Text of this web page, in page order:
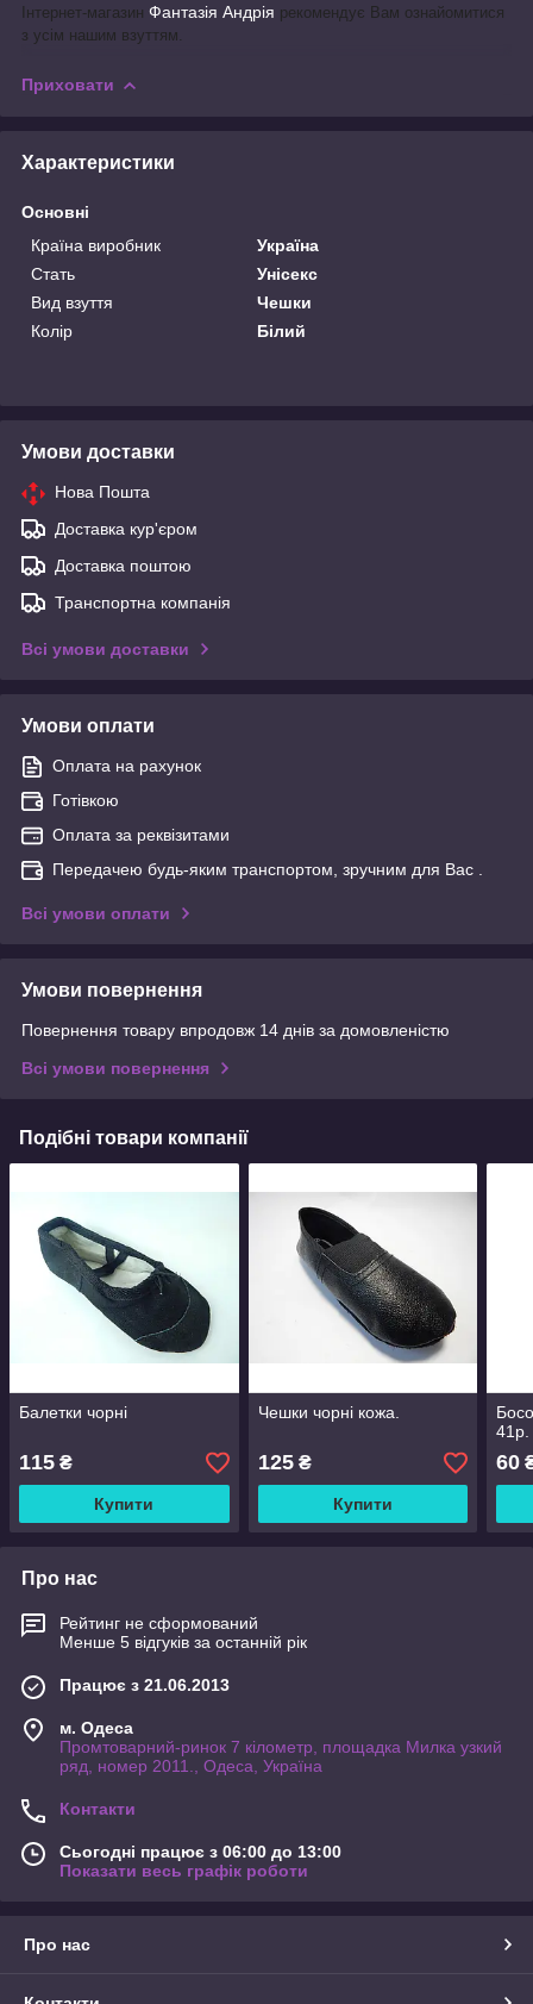
Інтернет-магазин Фантазія Андрія рекомендує Вам ознайомитися
з усім нашим взуттям.
Приховати
Характеристики
Основні
Країна виробник
Україна
Стать
Унісекс
Вид взуття
Чешки
Колір
Білий
Умови доставки
Нова Пошта
Доставка кур'єром
Доставка поштою
Транспортна компанія
Всі умови доставки
Умови оплати
Оплата на рахунок
Готівкою
Оплата за реквізитами
Передачею будь-яким транспортом, зручним для Вас .
Всі умови оплати
Умови повернення
Повернення товару впродовж 14 днів за домовленістю
Всі умови повернення
Подібні товари компанії
Балетки чорні
115 ₴
Купити
Чешки чорні кожа.
125₴
Купити
41р.
60
Про нас
Рейтинг не сформований
Менше 5 відгуків за останній рік
Працює з 21.06.2013
м. Одеса
Промтоварний-ринок 7 кілометр, площадка Милка узкий
ряд, номер 2011., Одеса, Україна
Контакти
Сьогодні працює з 06:00 до 13:00
Показати весь графік роботи
Про нас